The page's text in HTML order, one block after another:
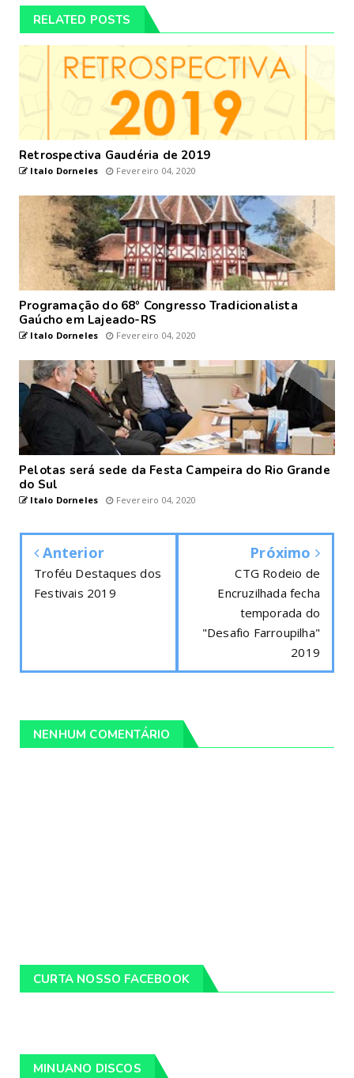
RELATED POSTS
Retrospectiva Gaudéria de 2019
Italo Dorneles Fevereiro 04, 2020
Programação do 68º Congresso Tradicionalista
Gaúcho em Lajeado-RS
Italo Dorneles Fevereiro 04, 2020
Pelotas será sede da Festa Campeira do Rio Grande
do Sul
Italo Dorneles Fevereiro 04, 2020
Anterior
Troféu Destaques dos
Festivais 2019
Próximo
CTG Rodeio de
Encruzilhada fecha
temporada do
"Desafio Farroupilha"
2019
NENHUM COMENTÁRIO
CURTA NOSSO FACEBOOK
MINUANO DISCOS